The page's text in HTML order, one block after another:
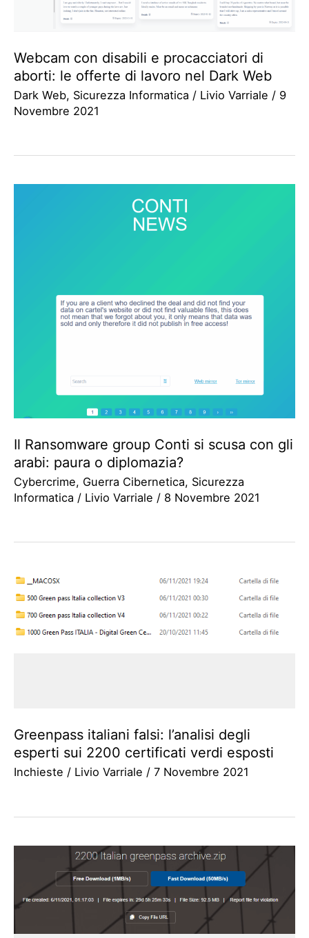
Webcam con disabili e procacciatori di
aborti: le offerte di lavoro nel Dark Web
Dark Web, Sicurezza Informatica / Livio Varriale / 9
Novembre 2021
Il Ransomware group Conti si scusa con gli
arabi: paura o diplomazia?
Cybercrime, Guerra Cibernetica, Sicurezza
Informatica / Livio Varriale / 8 Novembre 2021
Greenpass italiani falsi: l’analisi degli
esperti sui 2200 certificati verdi esposti
Inchieste / Livio Varriale / 7 Novembre 2021